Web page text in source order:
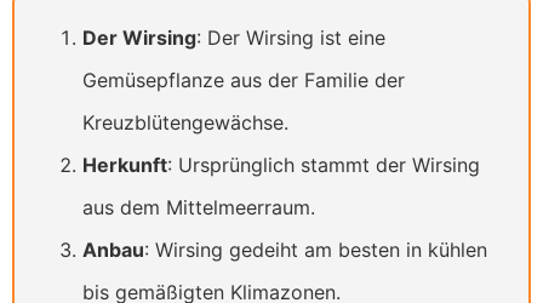
Der Wirsing: Der Wirsing ist eine
Gemüsepflanze aus der Familie der
Kreuzblütengewächse.
Herkunft: Ursprünglich stammt der Wirsing
aus dem Mittelmeerraum.
Anbau: Wirsing gedeiht am besten in kühlen
bis gemäßigten Klimazonen.